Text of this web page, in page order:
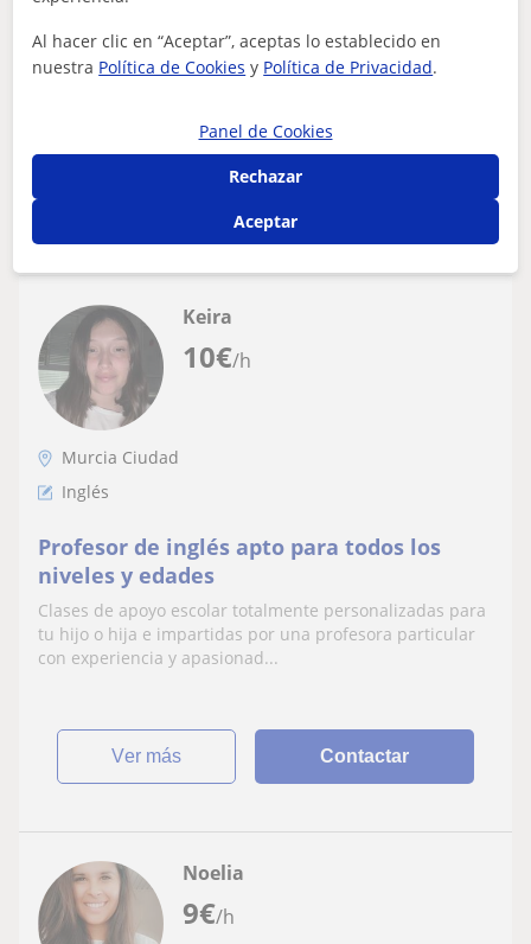
Hola, soy Nerea y soy estudiante de Estudios Ingleses en
la UMU. Doy clases particulares de inglés a niveles
10€/h
Keira
Murcia Ciudad
Inglés
Profesor de inglés apto para todos los
niveles y edades
Clases de apoyo escolar totalmente personalizadas para
tu hijo o hija e impartidas por una profesora particular
con experiencia y apasionad...
ver más Contactar
9€/h
Noelia
Al hacer clic en “Aceptar”, aceptas lo establecido en
nuestra Política de Cookies y Política de Privacidad.
Panel de Cookies
Rechazar
Aceptar